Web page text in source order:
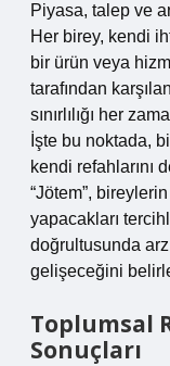
Piyasa, talep ve
Her birey, kendi
bir ürün veya
tarafından
sınırlılığı her
İşte bu noktada,
kendi refahlarını
“Jötem”,
yapacakları
doğrultusunda arz
gelişeceğini
Toplumsal
Sonuçları